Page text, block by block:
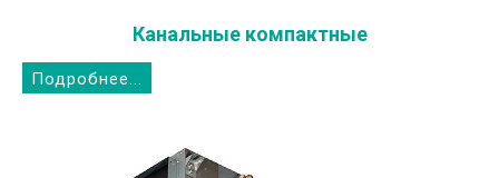
Канальные компактные
Подробнее...